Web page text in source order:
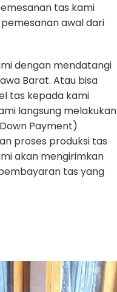
tas kami
awal dari
dengan mendatangi
Barat. Atau bisa
tas kepada kami
langsung melakukan
Payment)
proses produksi tas
akan mengirimkan
tas yang